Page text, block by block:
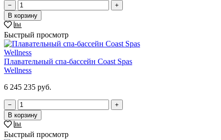
−
+
В корзину
Быстрый просмотр
Плавательный спа-бассейн Coast Spas
Wellness
6 245 235 руб.
−
+
В корзину
Быстрый просмотр